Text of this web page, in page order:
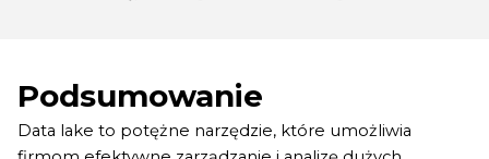
Podsumowanie
Data lake to potężne narzędzie, które umożliwia